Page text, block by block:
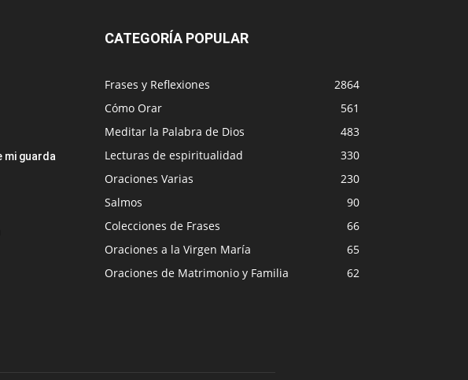
mi guarda
CATEGORÍA POPULAR
Frases y Reflexiones
2864
Cómo Orar
561
Meditar la Palabra de Dios
483
Lecturas de espiritualidad
330
Oraciones Varias
230
Salmos
90
Colecciones de Frases
66
Oraciones a la Virgen María
65
Oraciones de Matrimonio y Familia
62